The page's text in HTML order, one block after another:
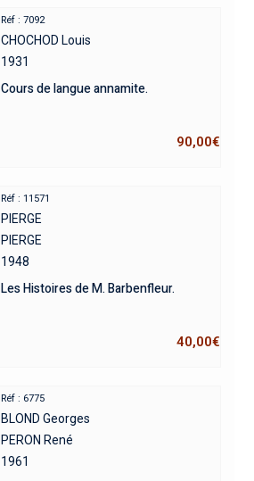
Réf : 7092
CHOCHOD Louis
1931
Cours de langue annamite.
90,00€
Réf : 11571
PIERGE
PIERGE
1948
Les Histoires de M. Barbenfleur.
40,00€
Réf : 6775
BLOND Georges
PERON René
1961